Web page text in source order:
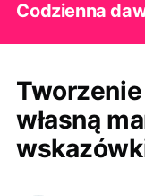
Codzienna
własną